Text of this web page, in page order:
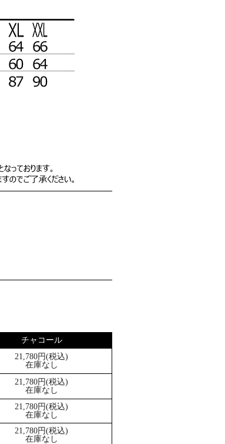
チャコール
21,780円(税込)
在庫なし
21,780円(税込)
在庫なし
21,780円(税込)
在庫なし
21,780円(税込)
在庫なし